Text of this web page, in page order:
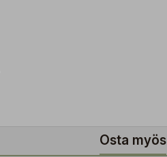
Osta myös